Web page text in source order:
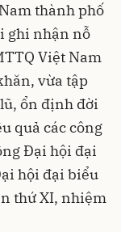
thành phố
ghi nhận nỗ
Việt Nam
vừa tập
ổn định đời
quả các công
Đại hội đại
hội đại biểu
thứ XI, nhiệm